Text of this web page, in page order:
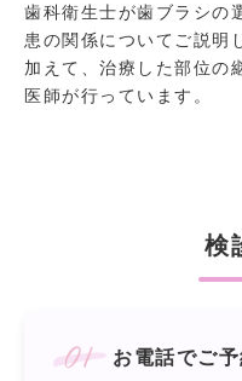
歯科衛生士が歯ブラシの
患の関係についてご説明
加えて、治療した部位の
医師が行っています。
検
01 お電話でご